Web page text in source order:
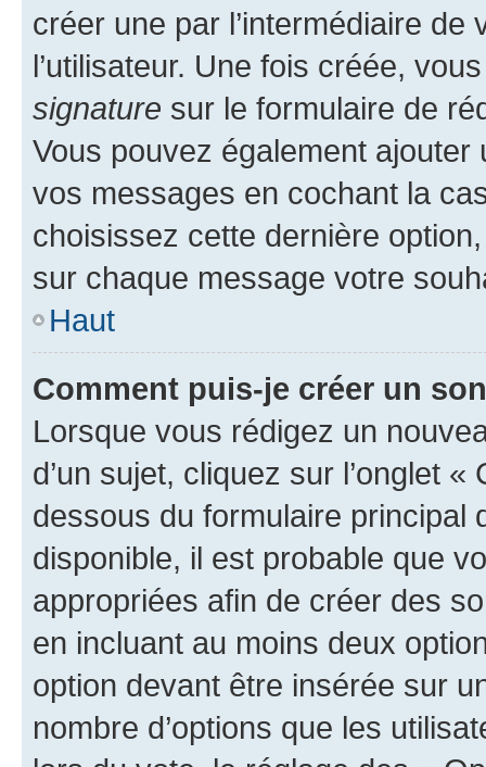
créer une par l’intermédiaire
l’utilisateur. Une fois créée,
signature sur le formulaire de
Vous pouvez également
vos messages en cochant la
choisissez cette dernière
sur chaque message votre
Haut
Comment puis-je créer un
Lorsque vous rédigez un
d’un sujet, cliquez sur l’onglet
dessous du formulaire principal
disponible, il est probable que
appropriées afin de créer des
en incluant au moins deux
option devant être insérée sur
nombre d’options que les